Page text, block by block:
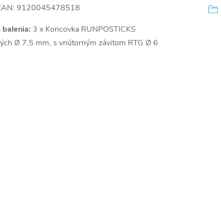
9120045478518
balenia: 3 x Koncovka RUNPOSTICKS
Ø 7,5 mm, s vnútorným závitom RTG Ø 6